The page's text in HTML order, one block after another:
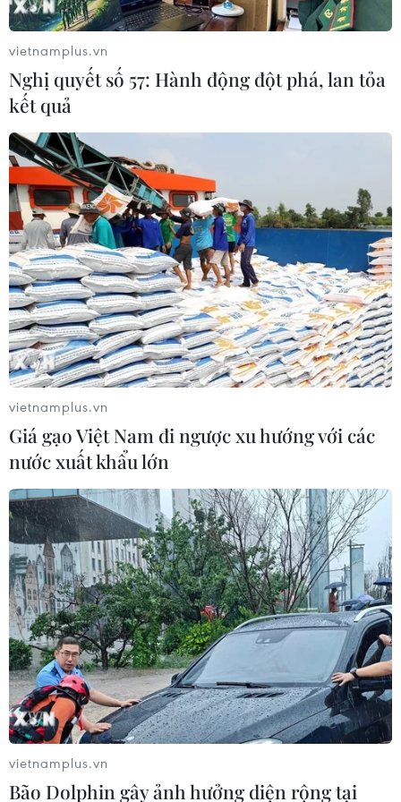
Chủ tịch nước phát lệnh thông xe tuyến
chính Trung Lương-Mỹ Thuận
19/01/2022 04:35
Chủ tịch nước đề nghị đơn vị thi công tiếp tục hoàn
thiện công trình để khánh thành đúng tiến độ, sau đó là
khắc phục các điểm còn vướng về kỹ thuật nếu có,
thanh quyết toán đúng quy định.
Sẽ khai thác tuyến chính cao tốc Trung
Lương-Mỹ Thuận vào dịp Tết
22/01/2022 12:04
Ngành chức năng cho phép các phương tiện lưu thông
vietnamplus.vn
Nghị quyết số 57: Hành động đột phá, lan tỏa
kết quả
vietnamplus.vn
Giá gạo Việt Nam đi ngược xu hướng với các
nước xuất khẩu lớn
vietnamplus.vn
Bão Dolphin gây ảnh hưởng diện rộng tại